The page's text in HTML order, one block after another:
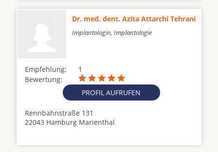
Dr. med. dent. Azita Attarchi Tehrani
Implantologin, Implantologie
Empfehlung:
1
Bewertung:
PROFIL AUFRUFEN
Rennbahnstraße 131
22043 Hamburg Marienthal